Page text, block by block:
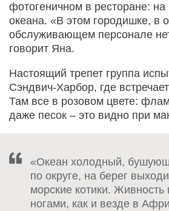
фотогеничном в ресторане:
океана. «В этом городишке, в
обслуживающем персонале
говорит Яна.
Настоящий трепет группа
Сэндвич-Харбор, где
Там все в розовом цвете:
даже песок – это видно при
«Океан холодный,
по округе, на берег
морские котики. Живность
ногами, как и везде в